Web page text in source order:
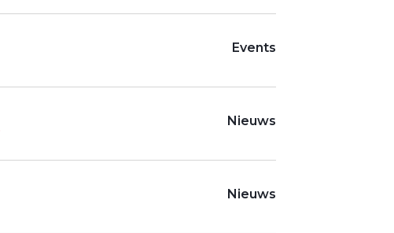
Events
Nieuws
Nieuws